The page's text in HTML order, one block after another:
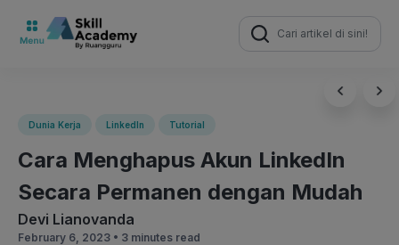
Search
for:
Dunia Kerja LinkedIn Tutorial
Cara Menghapus Akun LinkedIn
Secara Permanen dengan Mudah
Devi Lianovanda
February 6, 2023 • 3 minutes read